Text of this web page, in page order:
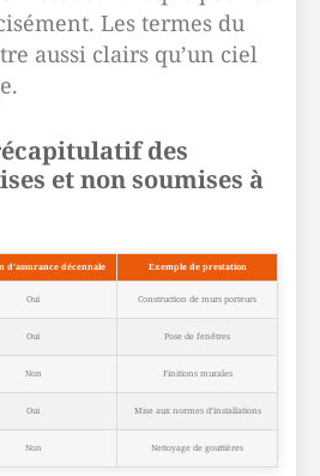
Les termes du
aussi clairs qu’un ciel
des
et non soumises à
d’assurance décennale Exemple de prestation
Oui Construction de murs porteurs
Oui Pose de fenêtres
Non Finitions murales
Oui Mise aux normes d’installations
Non Nettoyage de gouttières